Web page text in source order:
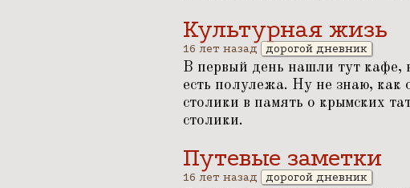
Культурная жизь
16 лет назад дорогой дневник
В первый день нашли тут кафе,
есть полулежа. Ну не знаю, как
столики в память о крымских
столики.
Путевые заметки
16 лет назад дорогой дневник